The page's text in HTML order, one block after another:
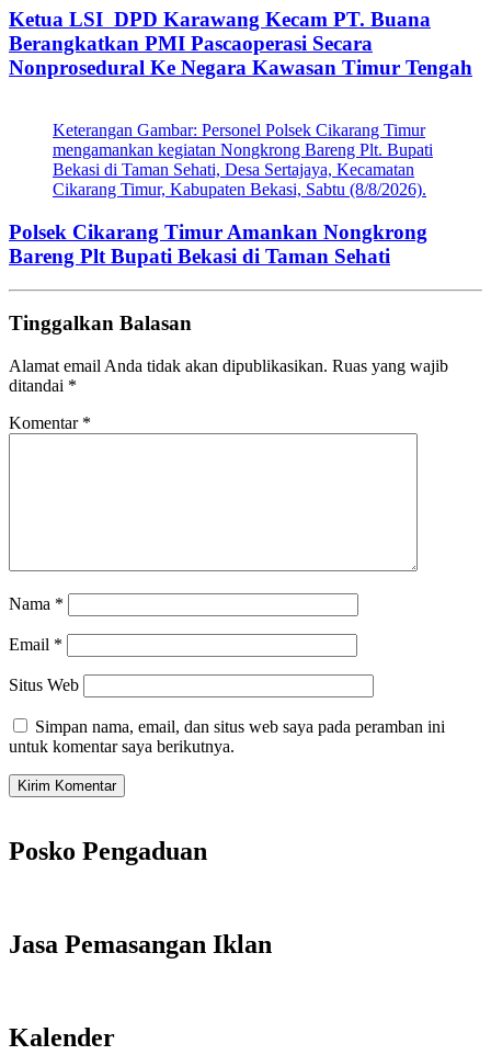
Ketua LSI DPD Karawang Kecam PT. Buana
Berangkatkan PMI Pascaoperasi Secara
Nonprosedural Ke Negara Kawasan Timur Tengah
Keterangan Gambar: Personel Polsek Cikarang Timur
mengamankan kegiatan Nongkrong Bareng Plt. Bupati
Bekasi di Taman Sehati, Desa Sertajaya, Kecamatan
Cikarang Timur, Kabupaten Bekasi, Sabtu (8/8/2026).
Polsek Cikarang Timur Amankan Nongkrong
Bareng Plt Bupati Bekasi di Taman Sehati
Tinggalkan Balasan
Alamat email Anda tidak akan dipublikasikan. Ruas yang wajib
ditandai *
Komentar *
Nama *
Email *
Situs Web
Simpan nama, email, dan situs web saya pada peramban ini
untuk komentar saya berikutnya.
Posko Pengaduan
Jasa Pemasangan Iklan
Kalender